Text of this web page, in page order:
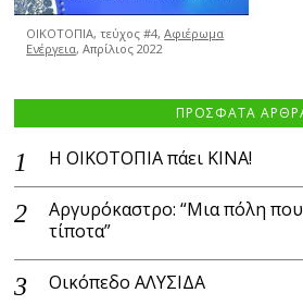
ΟΙΚΟΤΟΠΙΑ, τεύχος #4,Αφιέρωμα
Ενέργεια, Απρίλιος 2022
ΠΡΟΣΦΑΤΑ
Η ΟΙΚΟΤΟΠΙΑ πάει ΚΙΝΑ!
Αργυρόκαστρο: “Μια πόλη που
τίποτα”
Οικόπεδο ΑΛΥΣΙΔΑ